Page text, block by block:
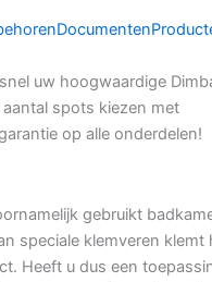
Documenten
uw hoogwaardige
spots kiezen met
op alle onderdelen!
gebruikt
speciale klemveren klemt
Heeft u dus een